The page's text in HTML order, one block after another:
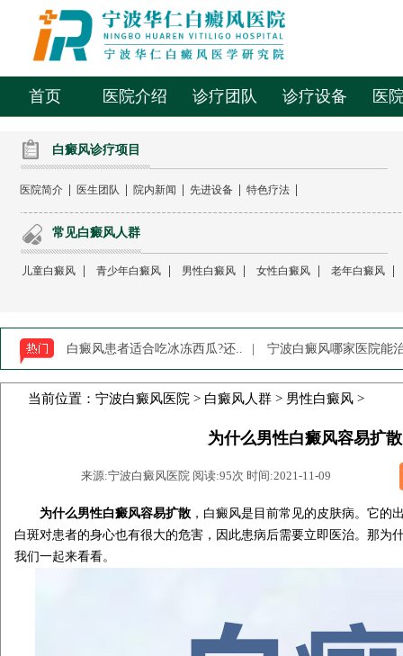
首页 医院介绍 诊疗团队 诊疗设备 医
白癜风诊疗项目
常见白癜风人群
医院简介 医生团队 院内新闻 先进设备 特色疗法
儿童白癜风 青少年白癜风 男性白癜风 女性白癜风 老年白癜风
白癜风患者适合吃冰冻西瓜?还.. 宁波白癜风哪家医院能
当前位置： 宁波白癜风医院 > 白癜风人群 > 男性白癜风 >
为什么男性白癜风容易扩散
来源:宁波白癜风医院 阅读:95次 时间:2021-11-09
为什么男性白癜风容易扩散 ，白癜风是目前常见的皮肤病。它的
白斑对患者的身心也有很大的危害，因此患病后需要立即医治。那为
我们一起来看看。